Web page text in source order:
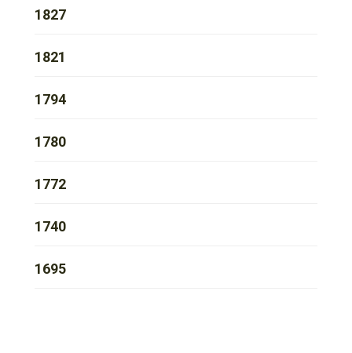
1827
1821
1794
1780
1772
1740
1695